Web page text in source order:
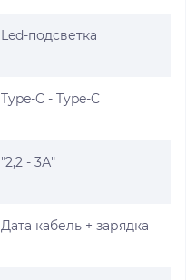
Led-подсветка
Type-C - Type-C
"2,2 - 3А"
Дата кабель + зарядка